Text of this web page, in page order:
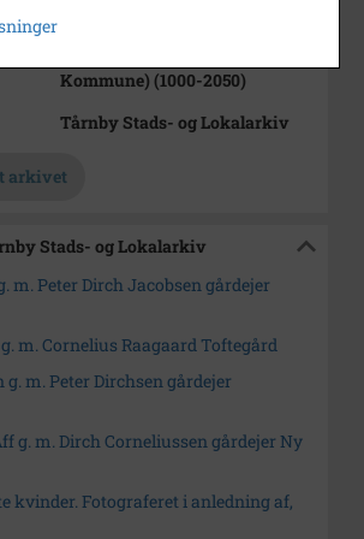
Kommune) (1000-2050)
Tårnby Stads- og Lokalarkiv
arkivet
Stads- og Lokalarkiv
m. Peter Dirch Jacobsen gårdejer
m. Cornelius Raagaard Toftegård
g. m. Peter Dirchsen gårdejer
g. m. Dirch Corneliussen gårdejer Ny
kvinder. Fotograferet i anledning af,